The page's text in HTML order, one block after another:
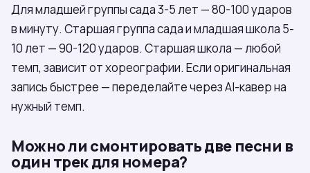
Для младшей группы сада 3-5 лет — 80-100 ударов
в минуту. Старшая группа сада и младшая школа 5-
10 лет — 90-120 ударов. Старшая школа — любой
темп, зависит от хореографии. Если оригинальная
запись быстрее — переделайте через AI-кавер на
нужный темп.
Можно ли смонтировать две песни в
один трек для номера?